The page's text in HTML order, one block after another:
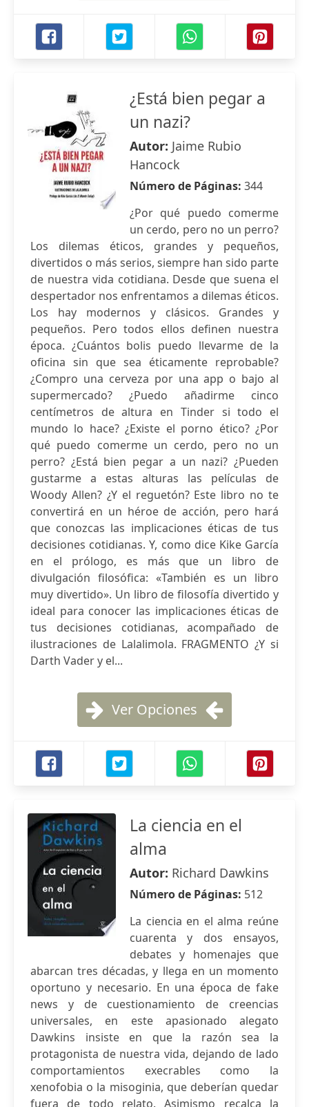
¿Está bien pegar a
un nazi?
Autor: Jaime Rubio
Hancock
Número de Páginas: 344
¿Por qué puedo comerme
un cerdo, pero no un perro?
Los dilemas éticos, grandes y pequeños,
divertidos o más serios, siempre han sido parte
de nuestra vida cotidiana. Desde que suena el
despertador nos enfrentamos a dilemas éticos.
Los hay modernos y clásicos. Grandes y
pequeños. Pero todos ellos definen nuestra
época. ¿Cuántos bolis puedo llevarme de la
oficina sin que sea éticamente reprobable?
¿Compro una cerveza por una app o bajo al
supermercado? ¿Puedo añadirme cinco
centímetros de altura en Tinder si todo el
mundo lo hace? ¿Existe el porno ético? ¿Por
qué puedo comerme un cerdo, pero no un
perro? ¿Está bien pegar a un nazi? ¿Pueden
gustarme a estas alturas las películas de
Woody Allen? ¿Y el reguetón? Este libro no te
convertirá en un héroe de acción, pero hará
que conozcas las implicaciones éticas de tus
decisiones cotidianas. Y, como dice Kike García
en el prólogo, es más que un libro de
divulgación filosófica: «También es un libro
muy divertido». Un libro de filosofía divertido y
ideal para conocer las implicaciones éticas de
tus decisiones cotidianas, acompañado de
ilustraciones de Lalalimola. FRAGMENTO ¿Y si
Darth Vader y el...
Ver Opciones
La ciencia en el
alma
Autor: Richard Dawkins
Número de Páginas: 512
La ciencia en el alma reúne
cuarenta y dos ensayos,
debates y homenajes que
abarcan tres décadas, y llega en un momento
oportuno y necesario. En una época de fake
news y de cuestionamiento de creencias
universales, en este apasionado alegato
Dawkins insiste en que la razón sea la
protagonista de nuestra vida, dejando de lado
comportamientos execrables como la
xenofobia o la misoginia, que deberían quedar
fuera de todo relato. Asimismo recalca la